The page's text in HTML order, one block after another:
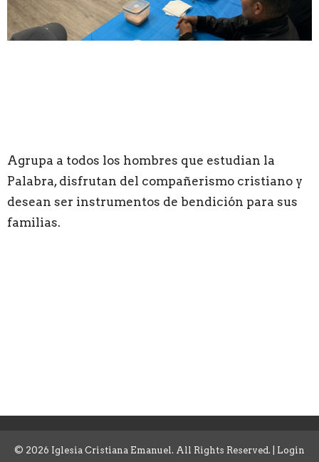
Agrupa a todos los hombres que estudian la
Palabra, disfrutan del compañerismo cristiano y
desean ser instrumentos de bendición para sus
familias.
© 2026 Iglesia Cristiana Emanuel. All Rights Reserved. | Login